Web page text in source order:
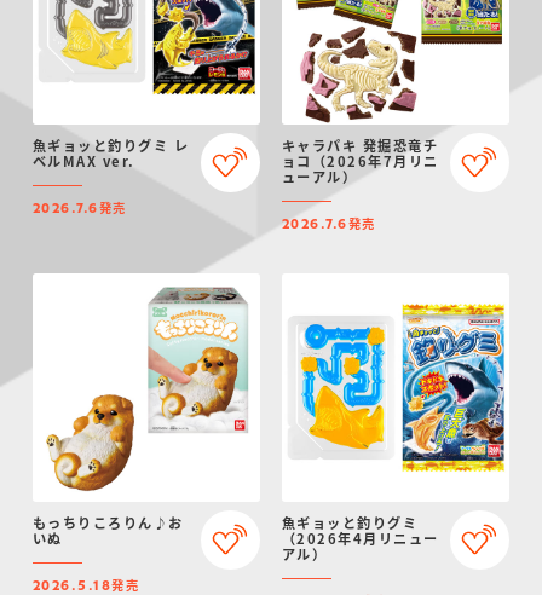
魚ギョッと釣りグミ レ
ベルMAX ver.
2026.7.6発売
キャラパキ 発掘恐竜チ
ョコ（2026年7月リニ
ューアル）
2026.7.6発売
もっちりころりん♪お
いぬ
2026.5.18発売
魚ギョッと釣りグミ
（2026年4月リニュー
アル）